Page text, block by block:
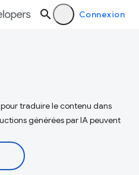
Connexion
traduire le contenu dans
générées par IA peuvent